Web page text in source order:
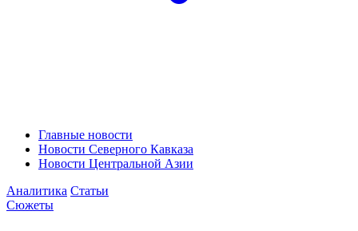
Главные новости
Новости Северного Кавказа
Новости Центральной Азии
Аналитика Статьи
Сюжеты